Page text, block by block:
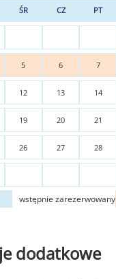
ŚR CZ PT
5 6 7
12 13 14
19 20 21
26 27 28
wstępnie zarezerwowany
dodatkowe